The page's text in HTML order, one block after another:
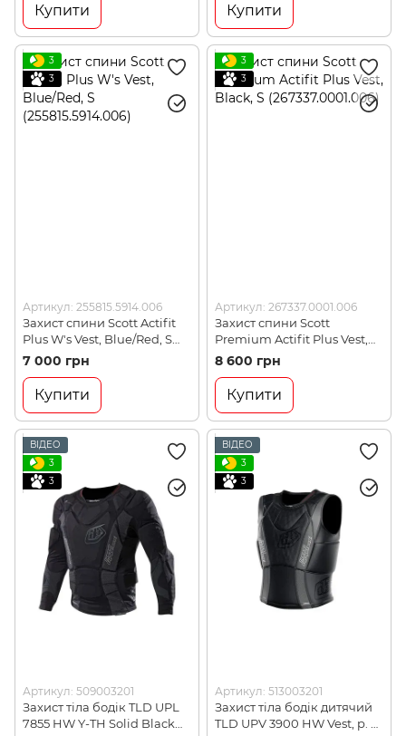
Купити Купити
3
3
Артикул: 255815.5914.006
Захист спини Scott Actifit
Plus W's Vest, Blue/Red, S
(255815.5914.006)
7 000 грн
Купити
3
3
Артикул: 267337.0001.006
Захист спини Scott
Premium Actifit Plus Vest,
Black, S (267337.0001.006)
8 600 грн
Купити
ВІДЕО
3
3
Артикул: 509003201
Захист тіла бодік TLD UPL
7855 HW Y-TH Solid Black
ВІДЕО
3
3
Артикул: 513003201
Захист тіла бодік дитячий
TLD UPV 3900 HW Vest, р. Y-